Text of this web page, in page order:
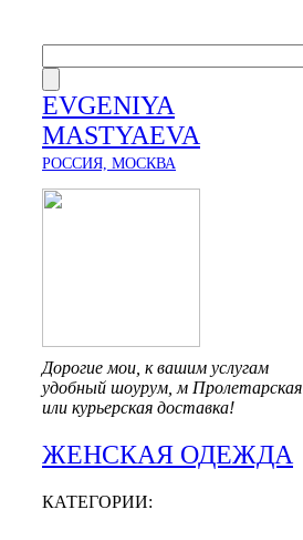
EVGENIYA
MASTYAEVA
РОССИЯ, МОСКВА
Дорогие мои, к вашим услугам
удобный шоурум, м Пролетарская
или курьерская доставка!
ЖЕНСКАЯ ОДЕЖДА
КАТЕГОРИИ: